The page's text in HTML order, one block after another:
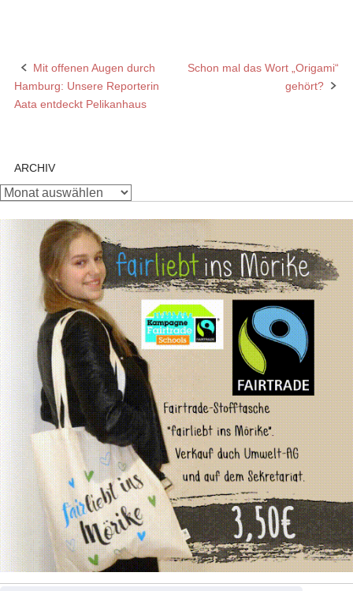
Post
navigation
Mit offenen Augen durch
Hamburg: Unsere Reporterin
Aata entdeckt Pelikanhaus
Schon mal das Wort „Origami“
gehört?
ARCHIV
Archiv